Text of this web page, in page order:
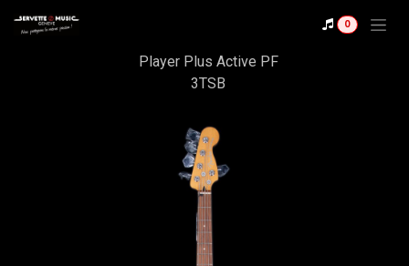
0
Player Plus Active PF
3TSB